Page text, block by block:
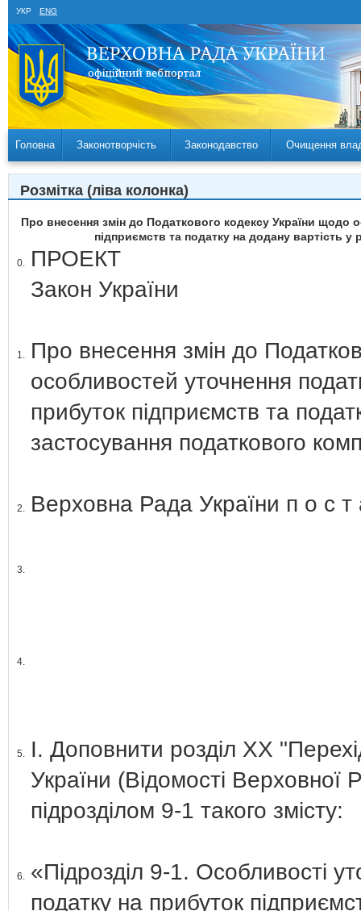
УКР ENG
Головна Законотворчість Законодавство Очищення
Розмітка (ліва колонка)
Про внесення змін до Податкового кодексу України щодо
підприємств та податку на додану вартість
0.
ПРОЕКТ
Закон України
1.
Про внесення змін до
особливостей уточнення
прибуток підприємств та
застосування податкового
2. Верховна Рада України п о с
3.
4.
5.
І. Доповнити розділ ХХ
України (Відомості
підрозділом 9-1 такого змісту:
6. «Підрозділ 9-1. Особливості
податку на прибуток